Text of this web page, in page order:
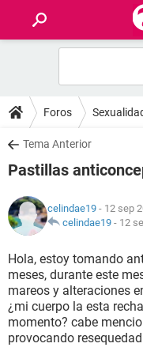
FOROS
SALUD
NUTRICIÓN
BIENESTAR
SEXUALIDAD
GLOSARIO
Foros
Tema Anterior
Pastillas
celindae19 - 12 sep
celindae19 - 12
Hola, estoy tomando
meses, durante este
mareos y alteraciones
¿mi cuerpo la esta
momento? cabe
provocando